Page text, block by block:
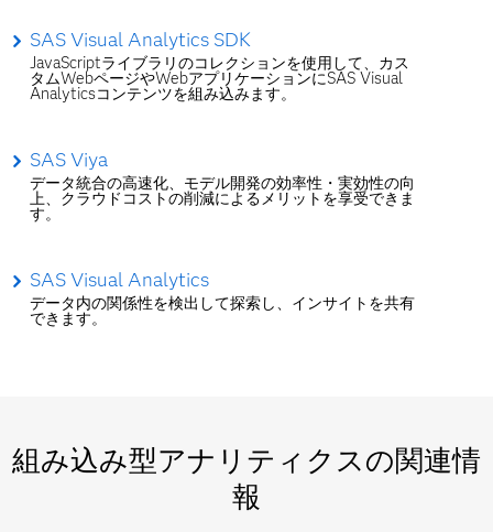
SAS Visual Analytics SDK
JavaScriptライブラリのコレクションを使用して、カス
タムWebページやWebアプリケーションにSAS Visual
Analyticsコンテンツを組み込みます。
SAS Viya
データ統合の高速化、モデル開発の効率性・実効性の向
上、クラウドコストの削減によるメリットを享受できま
す。
SAS Visual Analytics
データ内の関係性を検出して探索し、インサイトを共有
できます。
組み込み型アナリティクスの関連情
報